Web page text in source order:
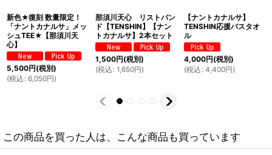
新色★復刻 数量限定！
「ナントカナルサ」メッ
シュTEE★【那須川天
心】
5,500円(税別)
(税込 : 6,050円)
那須川天心 リストバン
ド【TENSHIN】【ナン
トカナルサ】2本セット
1,500円(税別)
(税込 : 1,650円)
【ナントカナルサ】
TENSHIN応援バスタオ
ル
4,000円(税別)
(税込 : 4,400円)
この商品を買った人は、こんな商品も買っています